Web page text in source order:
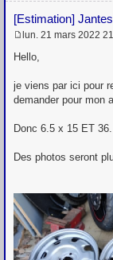
[Estimation]
e
a
g
lun. 21 mars 2022
Hello,
je viens par ici pour
demander pour mon
Donc 6.5 x 15 ET 36.
Des photos seront